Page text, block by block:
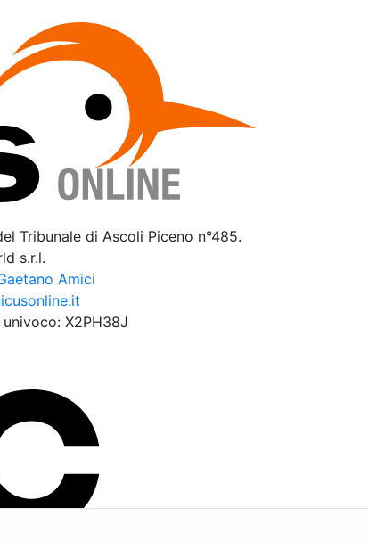
Tribunale di Ascoli Piceno n°485.
s.r.l.
Amici
X2PH38J